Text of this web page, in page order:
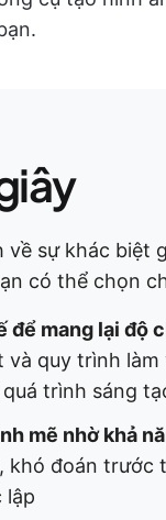
sự khác biệt
có thể chọn
để mang lại độ
và quy trình
trình sáng
mẽ nhờ khả
khó đoán trước
lập